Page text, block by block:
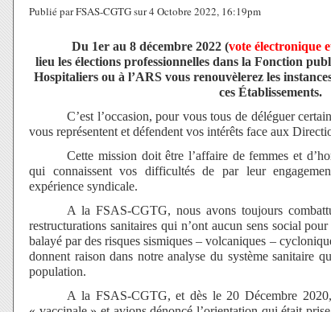
Publié par FSAS-CGTG sur 4 Octobre 2022, 16:19pm
Du 1er au 8 décembre 2022 (vote électronique
lieu les élections professionnelles dans la Fonction
Hospitaliers ou à l’ARS vous renouvèlerez les
ces Établissements.
C’est l’occasion, pour vous tous de déléguer
vous représentent et défendent vos intérêts face aux
Cette mission doit être l’affaire de femmes et
qui connaissent vos difficultés de par leur
expérience syndicale.
A la FSAS-CGTG, nous avons toujours
restructurations sanitaires qui n’ont aucun sens social
balayé par des risques sismiques – volcaniques –
donnent raison dans notre analyse du système sanitaire
population.
A la FSAS-CGTG, et dès le 20 Décembre